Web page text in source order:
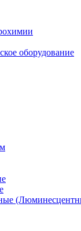
оборудование